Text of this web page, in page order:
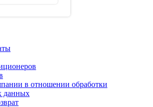
в отношении обработки
данных